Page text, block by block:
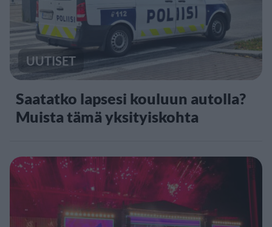
UUTISET
Saatatko lapsesi kouluun autolla?
Muista tämä yksityiskohta